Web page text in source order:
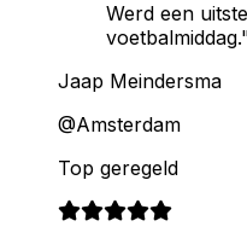
Werd een
Jaap Meindersma
@Amsterdam
Top geregeld